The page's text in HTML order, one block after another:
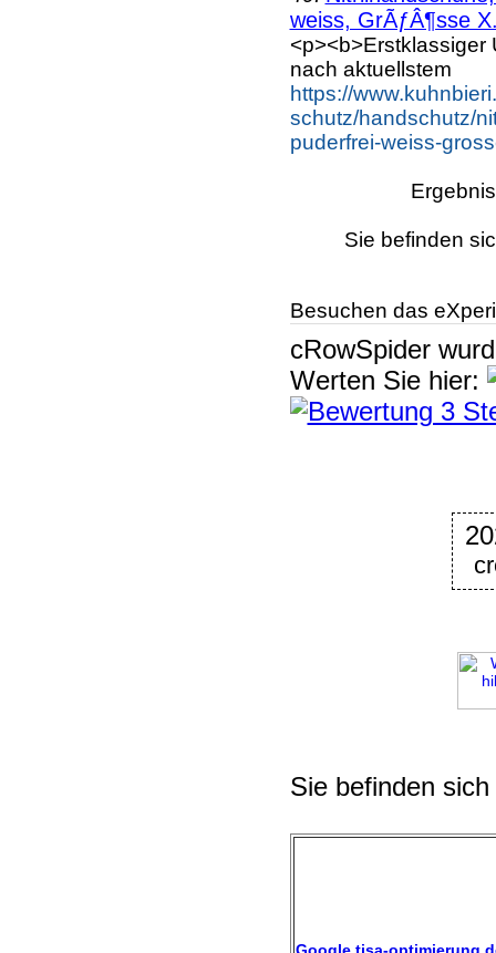
weiss, GrÃƒÂ¶sse
nach aktuellstem
https://
schutz/handschutz/
puderfrei-weiss-
Sie befinden
Besuchen das
cRowSpider
Werten Sie hier:
Sie befinden